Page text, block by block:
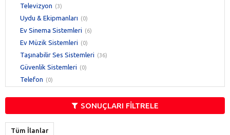
Televizyon (3)
Uydu & Ekipmanları (0)
Ev Sinema Sistemleri (6)
Ev Müzik Sistemleri (0)
Taşınabilir Ses Sistemleri (36)
Güvenlik Sistemleri (0)
Telefon (0)
SONUÇLARI FİLTRELE
Tüm İlanlar